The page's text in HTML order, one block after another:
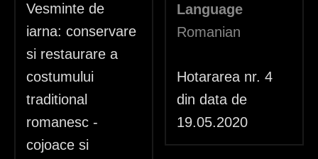
Vesminte de
iarna: conservare
si restaurare a
costumului
traditional
romanesc -
cojoace si
Language
Romanian
Hotararea nr. 4
din data de
19.05.2020